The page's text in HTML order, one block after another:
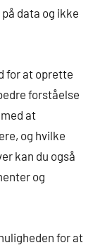
data og ikke
for at oprette
forståelse
at
og hvilke
kan du også
og
for at